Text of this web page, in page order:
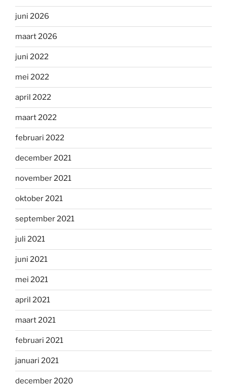
juni 2026
maart 2026
juni 2022
mei 2022
april 2022
maart 2022
februari 2022
december 2021
november 2021
oktober 2021
september 2021
juli 2021
juni 2021
mei 2021
april 2021
maart 2021
februari 2021
januari 2021
december 2020